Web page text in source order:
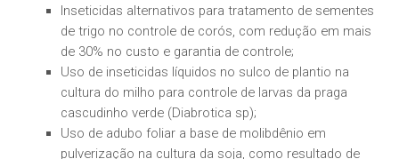
Inseticidas alternativos para tratamento de sementes
de trigo no controle de corós, com redução em mais
de 30% no custo e garantia de controle;
Uso de inseticidas líquidos no sulco de plantio na
cultura do milho para controle de larvas da praga
cascudinho verde (Diabrotica sp);
Uso de adubo foliar a base de molibdênio em
pulverização na cultura da soja, como resultado de